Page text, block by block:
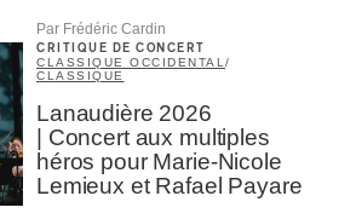
Par Frédéric Cardin
CRITIQUE DE CONCERT
CLASSIQUE OCCIDENTAL /
CLASSIQUE
Lanaudière 2026
| Concert aux multiples
héros pour Marie-Nicole
Lemieux et Rafael Payare